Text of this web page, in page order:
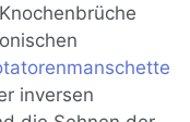
inversen